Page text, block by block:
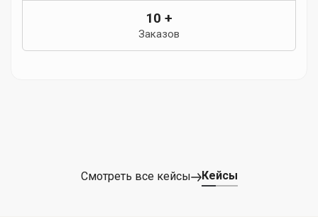
10 +
Заказов
Смотреть все кейсы Кейсы